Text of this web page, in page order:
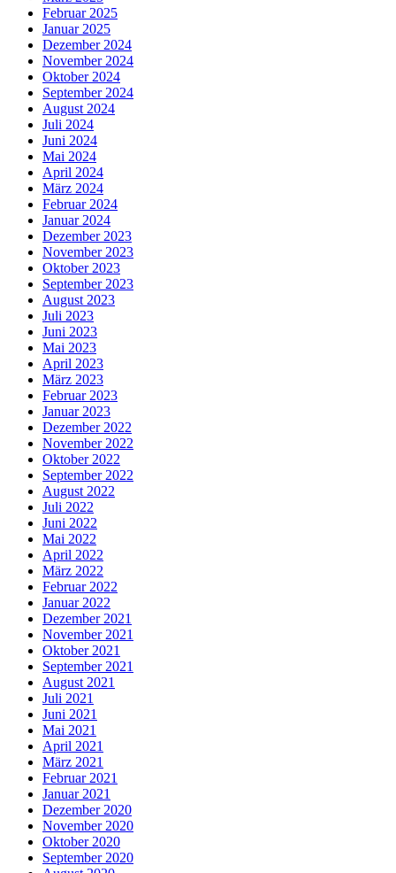
Februar 2025
Januar 2025
Dezember 2024
November 2024
Oktober 2024
September 2024
August 2024
Juli 2024
Juni 2024
Mai 2024
April 2024
März 2024
Februar 2024
Januar 2024
Dezember 2023
November 2023
Oktober 2023
September 2023
August 2023
Juli 2023
Juni 2023
Mai 2023
April 2023
März 2023
Februar 2023
Januar 2023
Dezember 2022
November 2022
Oktober 2022
September 2022
August 2022
Juli 2022
Juni 2022
Mai 2022
April 2022
März 2022
Februar 2022
Januar 2022
Dezember 2021
November 2021
Oktober 2021
September 2021
August 2021
Juli 2021
Juni 2021
Mai 2021
April 2021
März 2021
Februar 2021
Januar 2021
Dezember 2020
November 2020
Oktober 2020
September 2020